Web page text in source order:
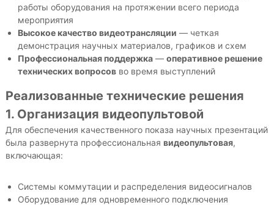
работы оборудования на протяжении всего периода
мероприятия
Высокое качество видеотрансляции — четкая
демонстрация научных материалов, графиков и схем
Профессиональная поддержка— оперативное решение
технических вопросовво время выступлений
Реализованные технические решения
1. Организация видеопультовой
Для обеспечения качественного показа научных презентаций
была развернута профессиональная видеопультовая,
включающая:
Системы коммутации и распределения видеосигналов
Оборудование для одновременного подключения